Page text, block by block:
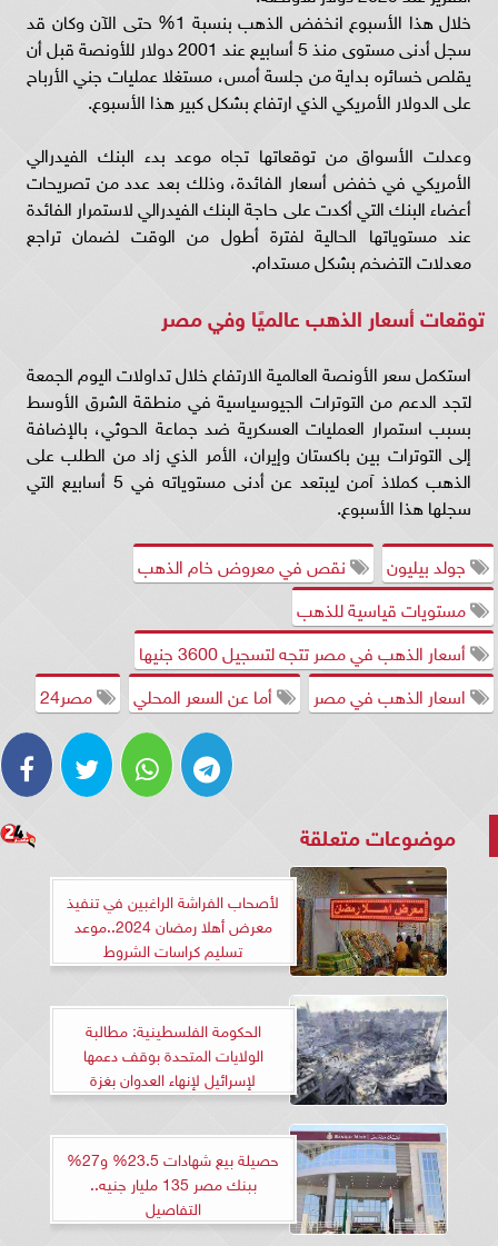
خلال هذا الأسبوع انخفض الذهب بنسبة 1% حتى الآن وكان قد
سجل أدنى مستوى منذ 5 أسابيع عند 2001 دولار للأونصة قبل أن
يقلص خسائره بداية من جلسة أمس، مستغلا عمليات جني الأرباح
على الدولار الأمريكي الذي ارتفاع بشكل كبير هذا الأسبوع.
وعدلت الأسواق من توقعاتها تجاه موعد بدء البنك الفيدرالي
الأمريكي في خفض أسعار الفائدة، وذلك بعد عدد من تصريحات
أعضاء البنك التي أكدت على حاجة البنك الفيدرالي لاستمرار الفائدة
عند مستوياتها الحالية لفترة أطول من الوقت لضمان تراجع
معدلات التضخم بشكل مستدام.
توقعات أسعار الذهب عالميًا وفي مصر
استكمل سعر الأونصة العالمية الارتفاع خلال تداولات اليوم الجمعة
لتجد الدعم من التوترات الجيوسياسية في منطقة الشرق الأوسط
بسبب استمرار العمليات العسكرية ضد جماعة الحوثي، بالإضافة
إلى التوترات بين باكستان وإيران، الأمر الذي زاد من الطلب على
الذهب كملاذ آمن ليبتعد عن أدنى مستوياته في 5 أسابيع التي
سجلها هذا الأسبوع.
جولد بيليون
نقص في معروض خام الذهب
مستويات قياسية للذهب
أسعار الذهب في مصر تتجه لتسجيل 3600 جنيها
اسعار الذهب في مصر
أما عن السعر المحلي مصر24
موضوعات متعلقة
لأصحاب الفراشة الراغبين في تنفيذ
معرض أهلا رمضان 2024..موعد
تسليم كراسات الشروط
الحكومة الفلسطينية: مطالبة
الولايات المتحدة بوقف دعمها
لإسرائيل لإنهاء العدوان بغزة
حصيلة بيع شهادات 23.5% و27%
ببنك مصر 135 مليار جنيه..
التفاصيل